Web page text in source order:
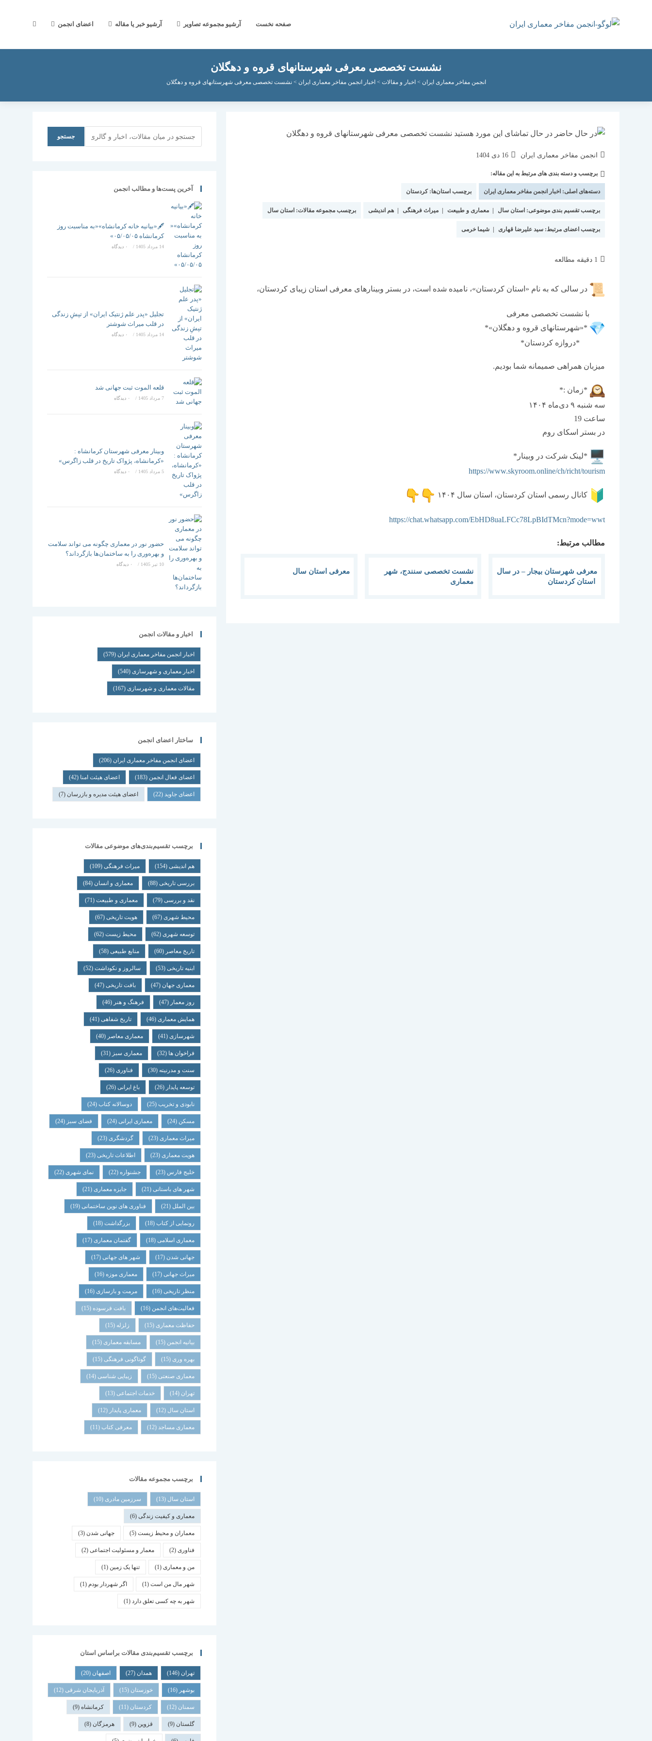
صفحه نخست آرشیو مجموعه تصاویر آرشیو خبر یا مقاله اعضای انجمن جستجوی
نشست تخصصی معرفی شهرستانهای قروه و دهگلان
انجمن مفاخر معماری ایران > اخبار و مقالات > اخبار انجمن مفاخر معماری ایران >نشست تخصصی معرفی شهرستانهای قروه و دهگلان
نویسندهٔ
انجمن مفاخر معماری ایران
نوشته
شده
است:
16 دی 1404
دسته‌
نوشته:
برچسب و دسته بندی های مرتبط به این مقاله:
دسته‌های اصلی: اخبار انجمن مفاخر معماری ایران برچسب استان‌ها:کردستان
برچسب تقسیم بندی موضوعی: استان سال معماری و طبیعت میراث فرهنگی هم اندیشی برچسب مجموعه مقالات: استان سال
برچسب اعضای مرتبط:سید علیرضا قهاری شیما خرمی
زمان
1 دقیقه مطالعه
در سالی که به نام «استان کردستان»، نامیده شده است، در بستر وبینارهای معرفی استان زیبای کردستان،
با نشست تخصصی معرفی
*«شهرستانهای قروه و دهگلان»*
*دروازه کردستان*
میزبان همراهی صمیمانه شما بودیم.
*زمان :*
سه شنبه ۹ دی‌ماه ۱۴۰۴
ساعت 19
در بستر اسکای روم
*لینک شرکت در وبینار*
https://www.skyroom.online/ch/richt/tourism
کانال رسمی استان کردستان، استان سال ۱۴۰۴
https://chat.whatsapp.com/EbHD8uaLFCc78LpBIdTMcn?mode=wwt
مطالب مرتبط:
معرفی شهرستان بیجار – در سال
ِ استان کردستان
نشست تخصصی سنندج، شهر
معماری
معرفی استان سال
جستجو
آخرین پست‌ها و مطالب انجمن
🖋️«بیانیه خانه کرمانشاه»«به مناسبت روز
کرمانشاه ۰۵/۰۵/۰۵»
14 مرداد 1405 / ۰ دیدگاه
تجلیل «پدر علم ژنتیک ایران» از تپشِ زندگی
در قلب میراث شوشتر
14 مرداد 1405 / ۰ دیدگاه
قلعه الموت ثبت جهانی شد
7 مرداد 1405 / ۰ دیدگاه
وبینار معرفی شهرستان کرمانشاه :
«کرمانشاه، پژواک تاریخ در قلب زاگرس»
5 مرداد 1405 / ۰ دیدگاه
حضور نور در معماری چگونه می تواند سلامت
و بهره‌وری را به ساختمان‌ها بازگرداند؟
10 تیر 1405 / ۰ دیدگاه
اخبار و مقالات انجمن
اخبار انجمن مفاخر معماری ایران (579)
اخبار معماری و شهرسازی(540)
مقالات معماری و شهرسازی(167)
ساختار اعضای انجمن
اعضای انجمن مفاخر معماری ایران (206)
اعضای فعال انجمن (183) اعضای هیئت امنا (42)
اعضای جاوید(22) اعضای هیئت مدیره و بازرسان (7)
برچسب تقسیم‌بندی‌های موضوعی مقالات
هم اندیشی(154) میراث فرهنگی(109)
بررسی تاریخی(88) معماری و انسان (84)
نقد و بررسی(79) معماری و طبیعت(71)
محیط شهری(67) هویت تاریخی(67)
توسعه شهری(62) محیط زیست(62)
تاریخ معاصر (60) منابع طبیعی(58)
ابنیه تاریخی(53) سالروز و نکوداشت(52)
معماری جهان (47) بافت تاریخی(47)
روز معمار (47) فرهنگ و هنر (46)
همایش معماری(46) تاریخ شفاهی(41)
شهرسازی(41) معماری معاصر (40)
فراخوان ها (32) معماری سبز (31)
سنت و مدرنیته (30) فناوری(26)
توسعه پایدار (26) باغ ایرانی(26)
نابودی و تخریب(25) دوسالانه کتاب(24)
مسکن (24) معماری ایرانی(24) فضای سبز (24)
میراث معماری(23) گردشگری(23)
هویت معماری(23) اطلاعات تاریخی(23)
خلیج فارس (23) جشنواره (22) نمای شهری(22)
شهر های باستانی(21) جایزه معماری(21)
بین الملل (21) فناوری های نوین ساختمانی(19)
رونمایی از کتاب(18) بزرگداشت(18)
معماری اسلامی(18) گفتمان معماری(17)
جهانی شدن (17) شهر های جهانی(17)
میراث جهانی(17) معماری موزه (16)
منظر تاریخی(16) مرمت و بازسازی(16)
فعالیت‌های انجمن (16) بافت فرسوده (15)
حفاظت معماری (15) زلزله (15)
بیانیه انجمن (15) مسابقه معماری (15)
بهره وری (15) گوناگونی فرهنگی (15)
معماری صنعتی (15) زیبایی شناسی (14)
تهران (14) خدمات اجتماعی (13)
استان سال (12) معماری پایدار (12)
معماری مساجد(12) معرفی کتاب (11)
برچسب مجموعه مقالات
استان سال (13) سرزمین مادری (10)
معماری و کیفیت زندگی(6)
معماران و محیط زیست(5) جهانی شدن (3)
فناوری(2) معمار و مسئولیت اجتماعی(2)
من و معماری(1) تنها یک زمین (1)
شهر مال من است(1) اگر شهردار بودم (1)
شهر به چه کسی تعلق دارد(1)
برچسب تقسیم‌بندی مقالات براساس استان
تهران (146) همدان (27) اصفهان (20)
بوشهر (16) خوزستان (15) آذربایجان شرقی (12)
سمنان (12) کردستان (11) کرمانشاه(9)
گلستان (9) قزوین (9) هرمزگان (8)